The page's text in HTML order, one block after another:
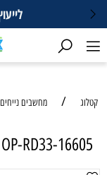
מחשבים נייחים PC
RD33-16605